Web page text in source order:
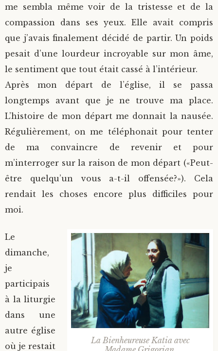
me sembla même voir de la tristesse et de la
compassion dans ses yeux. Elle avait compris
que j’avais finalement décidé de partir. Un poids
pesait d’une lourdeur incroyable sur mon âme,
le sentiment que tout était cassé à l’intérieur.
Après mon départ de l’église, il se passa
longtemps avant que je ne trouve ma place.
L’histoire de mon départ me donnait la nausée.
Régulièrement, on me téléphonait pour tenter
de ma convaincre de revenir et pour
m’interroger sur la raison de mon départ («Peut-
être quelqu’un vous a-t-il offensée?»). Cela
rendait les choses encore plus difficiles pour
moi.
La Bienheureuse Katia avec
Le
dimanche,
je
participais
à la liturgie
dans une
autre église
où je restait